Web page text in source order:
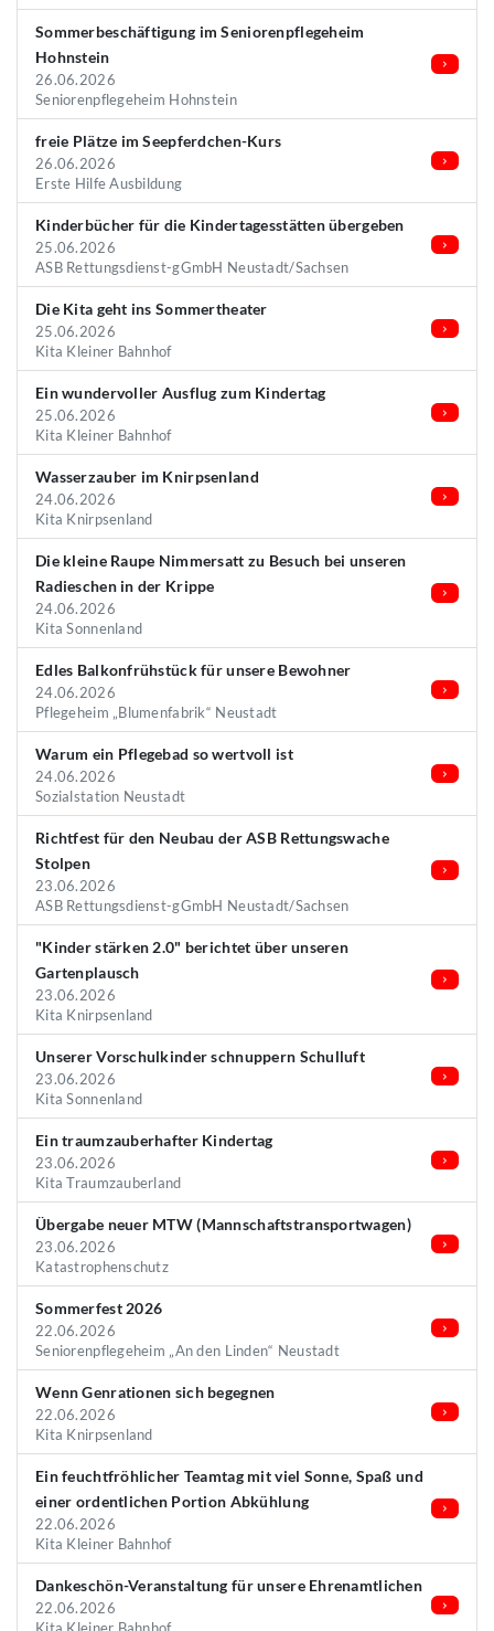
Sommerbeschäftigung im Seniorenpflegeheim
Hohnstein
26.06.2026
Seniorenpflegeheim Hohnstein
freie Plätze im Seepferdchen-Kurs
26.06.2026
Erste Hilfe Ausbildung
Kinderbücher für die Kindertagesstätten übergeben
25.06.2026
ASB Rettungsdienst-gGmbH Neustadt/Sachsen
Die Kita geht ins Sommertheater
25.06.2026
Kita Kleiner Bahnhof
Ein wundervoller Ausflug zum Kindertag
25.06.2026
Kita Kleiner Bahnhof
Wasserzauber im Knirpsenland
24.06.2026
Kita Knirpsenland
Die kleine Raupe Nimmersatt zu Besuch bei unseren
Radieschen in der Krippe
24.06.2026
Kita Sonnenland
Edles Balkonfrühstück für unsere Bewohner
24.06.2026
Pflegeheim „Blumenfabrik“ Neustadt
Warum ein Pflegebad so wertvoll ist
24.06.2026
Sozialstation Neustadt
Richtfest für den Neubau der ASB Rettungswache
Stolpen
23.06.2026
ASB Rettungsdienst-gGmbH Neustadt/Sachsen
"Kinder stärken 2.0" berichtet über unseren
Gartenplausch
23.06.2026
Kita Knirpsenland
Unserer Vorschulkinder schnuppern Schulluft
23.06.2026
Kita Sonnenland
Ein traumzauberhafter Kindertag
23.06.2026
Kita Traumzauberland
Übergabe neuer MTW (Mannschaftstransportwagen)
23.06.2026
Katastrophenschutz
Sommerfest 2026
22.06.2026
Seniorenpflegeheim „An den Linden“ Neustadt
Wenn Genrationen sich begegnen
22.06.2026
Kita Knirpsenland
Ein feuchtfröhlicher Teamtag mit viel Sonne, Spaß und
einer ordentlichen Portion Abkühlung
22.06.2026
Kita Kleiner Bahnhof
Dankeschön-Veranstaltung für unsere Ehrenamtlichen
22.06.2026